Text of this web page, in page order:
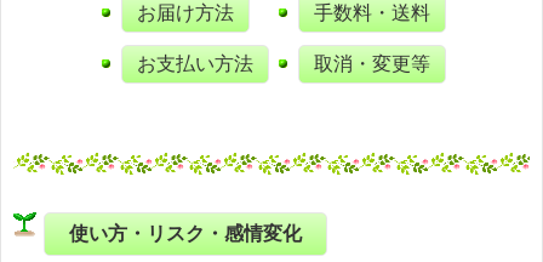
お届け方法
お支払い方法
手数料・送料
取消・変更等
使い方・リスク・感情変化